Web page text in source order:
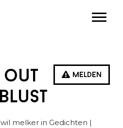
Melden
out
melker in Gedichten |